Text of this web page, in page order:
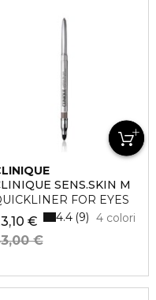
SENS.SKIN M
FOR EYES
€
€
4 colori
4.4 9